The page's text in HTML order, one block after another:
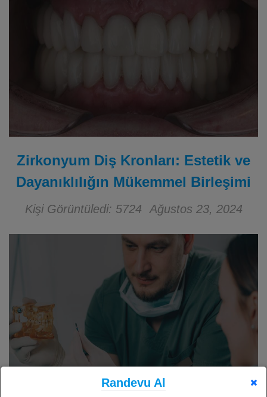
Zirkonyum Diş Kronları: Estetik ve
Dayanıklılığın Mükemmel Birleşimi
Kişi Görüntüledi: 5724 Ağustos 23, 2024
Randevu Al